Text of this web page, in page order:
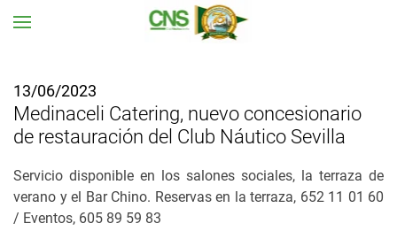
13/06/2023
Medinaceli Catering, nuevo concesionario
de restauración del Club Náutico Sevilla
Servicio disponible en los salones sociales, la terraza de
verano y el Bar Chino. Reservas en la terraza, 652 11 01 60
/ Eventos, 605 89 59 83